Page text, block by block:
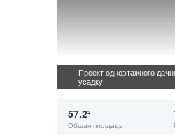
Проект одноэтажного
усадку
57,2²
Общая площадь